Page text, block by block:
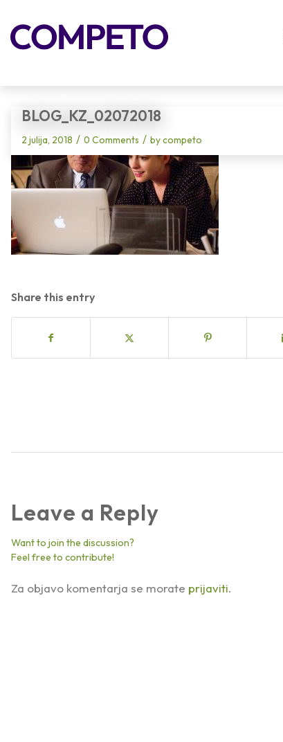
BLOG_KZ_02072018
2 julija, 2018 / 0 Comments / bycompeto
Share this entry
Leave a Reply
Want to join the discussion?
Feel free to contribute!
Za objavo komentarja se morate prijaviti.